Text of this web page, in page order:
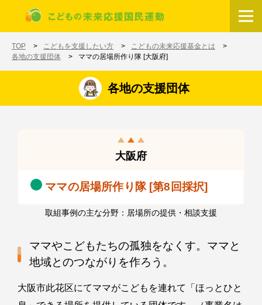
メインコンテンツに移動
TOP こどもを支援したい方
こどもの未来応援基金とは
各地の支援団体
ママの居場所作り隊 [大阪府]
各地の支援団体
大阪府
ママの居場所作り隊 [第8回採択]
取組事例の主な分野：居場所の提供・相談支援
ママやこどもたちの孤独をなくす。ママと
地域とのつながりを作ろう。
大阪市此花区にてママがこどもを連れて「ほっとひと